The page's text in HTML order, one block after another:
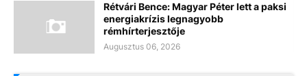
Rétvári Bence: Magyar Péter lett a paksi
energiakrízis legnagyobb
rémhírterjesztője
Augusztus 06, 2026